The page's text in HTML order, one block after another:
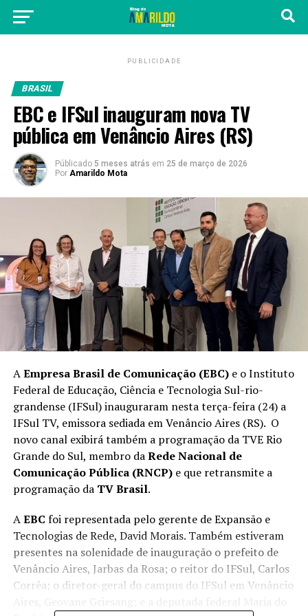
PUBLICIDADE
BRASIL
EBC e IFSul inauguram nova TV
pública em Venâncio Aires (RS)
Públicado 5 meses atrás em 25 de março de 2026
Por Amarildo Mota
AEmpresa Brasil de Comunicação (EBC)e o Instituto
Federal de Educação, Ciência e Tecnologia Sul-rio-
grandense (IFSul) inauguraram nesta terça-feira (24) a
IFSul TV, emissora sediada em Venâncio Aires (RS). O
novo canal exibirá também a programação da TVE Rio
Grande do Sul, membro daRede Nacional de
Comunicação Pública (RNCP)e que retransmite a
programação da TV Brasil.
AEBC foi representada pelo gerente de Expansão e
Tecnologias de Rede, David Morais. Também estiveram
presentes na solenidade de inauguração o prefeito de
Venâncio Aires, Jarbas da Rosa; o reitor do IFSul, Carlos
Corrêa; o diretor-geral do campus do IFSul em Venâncio